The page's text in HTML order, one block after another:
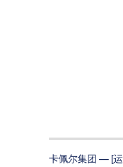
卡佩尔集团 — [